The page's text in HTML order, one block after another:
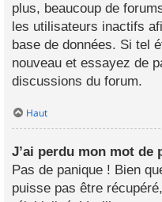
plus, beaucoup de
les utilisateurs inactifs
base de données. Si tel
nouveau et essayez de
discussions du forum.
Haut
J’ai perdu mon mot de
Pas de panique ! Bien
puisse pas être